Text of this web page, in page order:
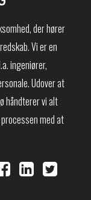
der hører
Vi er en
ingeniører,
Udover at
håndterer vi alt
med at